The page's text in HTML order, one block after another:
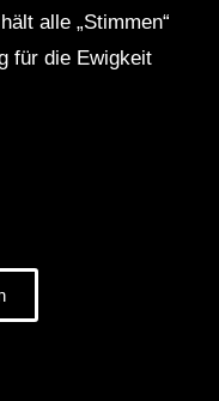
hält alle „Stimmen“
für die Ewigkeit